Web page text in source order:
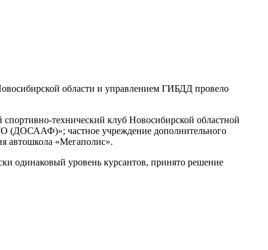
области и управлением ГИБДД провело
спортивно-технический клуб Новосибирской областной
(ДОСААФ)»; частное учреждение дополнительного
автошкола «Мегаполис».
одинаковый уровень курсантов, принято решение